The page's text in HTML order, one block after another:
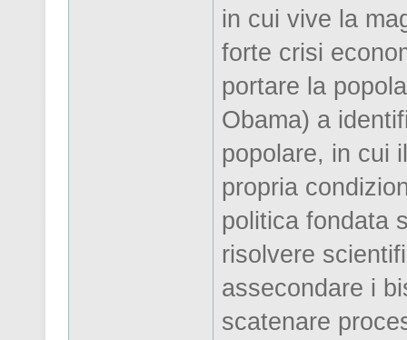
in cui vive la
forte crisi
portare la
Obama) a
popolare, in cui
propria
politica fondata
risolvere
assecondare i
scatenare